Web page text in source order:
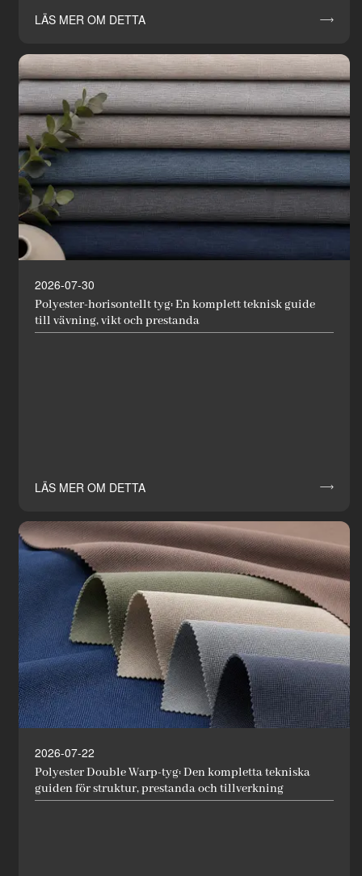
LÄS MER OM DETTA 
2026-07-30
Polyester-horisontellt tyg: En komplett teknisk guide
till vävning, vikt och prestanda
LÄS MER OM DETTA 
2026-07-22
Polyester Double Warp-tyg: Den kompletta tekniska
guiden för struktur, prestanda och tillverkning